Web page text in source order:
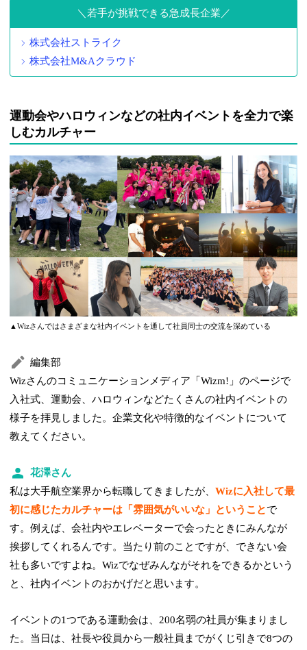
若手が挑戦できる急成長企業
株式会社ストライク
株式会社M&Aクラウド
運動会やハロウィンなどの社内イベントを全力で楽
しむカルチャー
▲Wizさんではさまざまな社内イベントを通して社員同士の交流を深めている
編集部
Wizさんのコミュニケーションメディア「Wizm!」のページで
入社式、運動会、ハロウィンなどたくさんの社内イベントの
様子を拝見しました。企業文化や特徴的なイベントについて
教えてください。
花澤さん
私は大手航空業界から転職してきましたが、Wizに入社して最
初に感じたカルチャーは「雰囲気がいいな」ということで
す。例えば、会社内やエレベーターで会ったときにみんなが
挨拶してくれるんです。当たり前のことですが、できない会
社も多いですよね。Wizでなぜみんながそれをできるかという
と、社内イベントのおかげだと思います。
イベントの1つである運動会は、200名弱の社員が集まりまし
た。当日は、社長や役員から一般社員までがくじ引きで8つの